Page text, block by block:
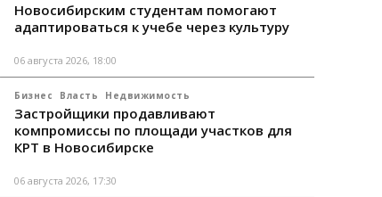
Новосибирским студентам помогают
адаптироваться к учебе через культуру
06 августа 2026, 18:00
Бизнес Власть Недвижимость
Застройщики продавливают
компромиссы по площади участков для
КРТ в Новосибирске
06 августа 2026, 17:30